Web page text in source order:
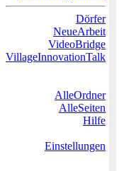
Dörfer
NeueArbeit
VideoBridge
VillageInnovationTalk
AlleOrdner
AlleSeiten
Hilfe
Einstellungen